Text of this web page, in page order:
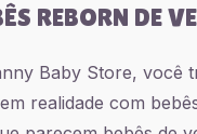
REBORN DE
Baby Store, você
realidade com